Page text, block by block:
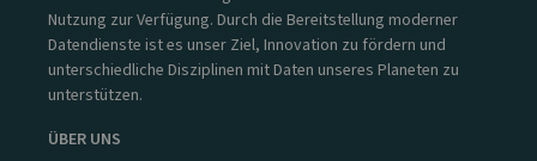
Nutzung zur Verfügung. Durch die Bereitstellung moderner
Datendienste ist es unser Ziel, Innovation zu fördern und
unterschiedliche Disziplinen mit Daten unseres Planeten zu
unterstützen.
ÜBER UNS